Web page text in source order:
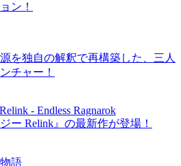
ン！
を独自の解釈で再構築した、三人
チャー！
- Endless Ragnarok
ー Relink』の最新作が登場！
語